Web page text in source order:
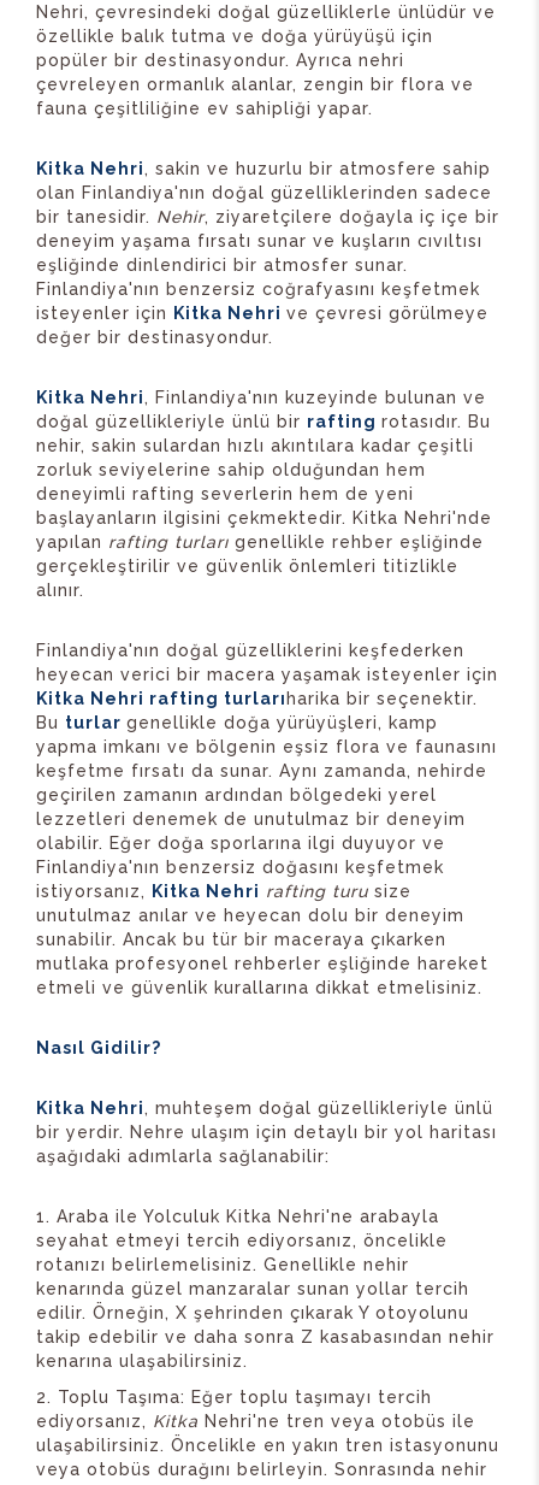
Nehri, çevresindeki doğal güzelliklerle ünlüdür ve
özellikle balık tutma ve doğa yürüyüşü için
popüler bir destinasyondur. Ayrıca nehri
çevreleyen ormanlık alanlar, zengin bir flora ve
fauna çeşitliliğine ev sahipliği yapar.
Kitka Nehri, sakin ve huzurlu bir atmosfere sahip
olan Finlandiya'nın doğal güzelliklerinden sadece
bir tanesidir. Nehir, ziyaretçilere doğayla iç içe bir
deneyim yaşama fırsatı sunar ve kuşların cıvıltısı
eşliğinde dinlendirici bir atmosfer sunar.
Finlandiya'nın benzersiz coğrafyasını keşfetmek
isteyenler için
Kitka Nehri ve çevresi görülmeye
değer bir destinasyondur.
Kitka Nehri, Finlandiya'nın kuzeyinde bulunan ve
doğal güzellikleriyle ünlü bir rafting rotasıdır. Bu
nehir, sakin sulardan hızlı akıntılara kadar çeşitli
zorluk seviyelerine sahip olduğundan hem
deneyimli rafting severlerin hem de yeni
başlayanların ilgisini çekmektedir. Kitka Nehri'nde
yapılan rafting turları genellikle rehber eşliğinde
gerçekleştirilir ve güvenlik önlemleri titizlikle
alınır.
Finlandiya'nın doğal güzelliklerini keşfederken
heyecan verici bir macera yaşamak isteyenler için
Kitka Nehri rafting turları harika bir seçenektir.
Bu turlar genellikle doğa yürüyüşleri, kamp
yapma imkanı ve bölgenin eşsiz flora ve faunasını
keşfetme fırsatı da sunar. Aynı zamanda, nehirde
geçirilen zamanın ardından bölgedeki yerel
lezzetleri denemek de unutulmaz bir deneyim
olabilir. Eğer doğa sporlarına ilgi duyuyor ve
Finlandiya'nın benzersiz doğasını keşfetmek
istiyorsanız,
Kitka Nehri rafting turu size
unutulmaz anılar ve heyecan dolu bir deneyim
sunabilir. Ancak bu tür bir maceraya çıkarken
mutlaka profesyonel rehberler eşliğinde hareket
etmeli ve güvenlik kurallarına dikkat etmelisiniz.
Nasıl Gidilir?
Kitka Nehri, muhteşem doğal güzellikleriyle ünlü
bir yerdir. Nehre ulaşım için detaylı bir yol haritası
aşağıdaki adımlarla sağlanabilir:
Araba ile Yolculuk Kitka Nehri'ne arabayla
seyahat etmeyi tercih ediyorsanız, öncelikle
rotanızı belirlemelisiniz. Genellikle nehir
kenarında güzel manzaralar sunan yollar tercih
edilir. Örneğin, X şehrinden çıkarak Y otoyolunu
takip edebilir ve daha sonra Z kasabasından nehir
kenarına ulaşabilirsiniz.
Toplu Taşıma: Eğer toplu taşımayı tercih
ediyorsanız, Kitka Nehri'ne tren veya otobüs ile
ulaşabilirsiniz. Öncelikle en yakın tren istasyonunu
veya otobüs durağını belirleyin. Sonrasında nehir